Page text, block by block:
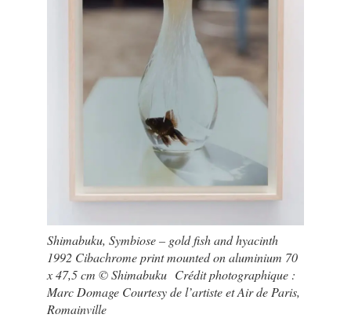
Shimabuku, Symbiose – gold fish and hyacinth
1992 Cibachrome print mounted on aluminium 70
x 47,5 cm © Shimabuku Crédit photographique :
Marc Domage Courtesy de l’artiste et Air de Paris,
Romainville